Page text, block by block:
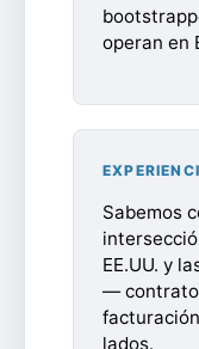
operan en
Sabemos
EE.UU. y
—
lados.